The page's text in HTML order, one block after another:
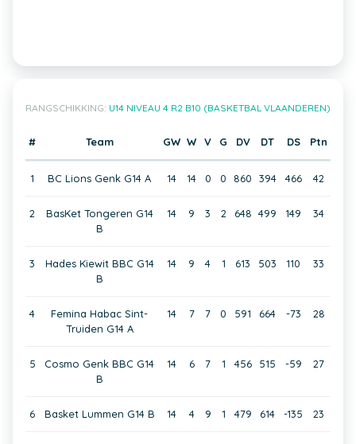
RANGSCHIKKING: U14 NIVEAU 4 R2 B10 (BASKETBAL VLAANDEREN)
# Team GW W V G DV DT DS Ptn
1 BC Lions Genk G14 A 14 14 0 0 860 394 466 42
2
BasKet Tongeren G14
B
14 9 3 2 648 499 149 34
3
Hades Kiewit BBC G14
B
14 9 4 1 613 503 110 33
4
Femina Habac Sint-
Truiden G14 A
14 7 7 0 591 664 -73 28
5
Cosmo Genk BBC G14
B
14 6 7 1 456 515 -59 27
6 Basket Lummen G14 B 14 4 9 1 479 614 -135 23